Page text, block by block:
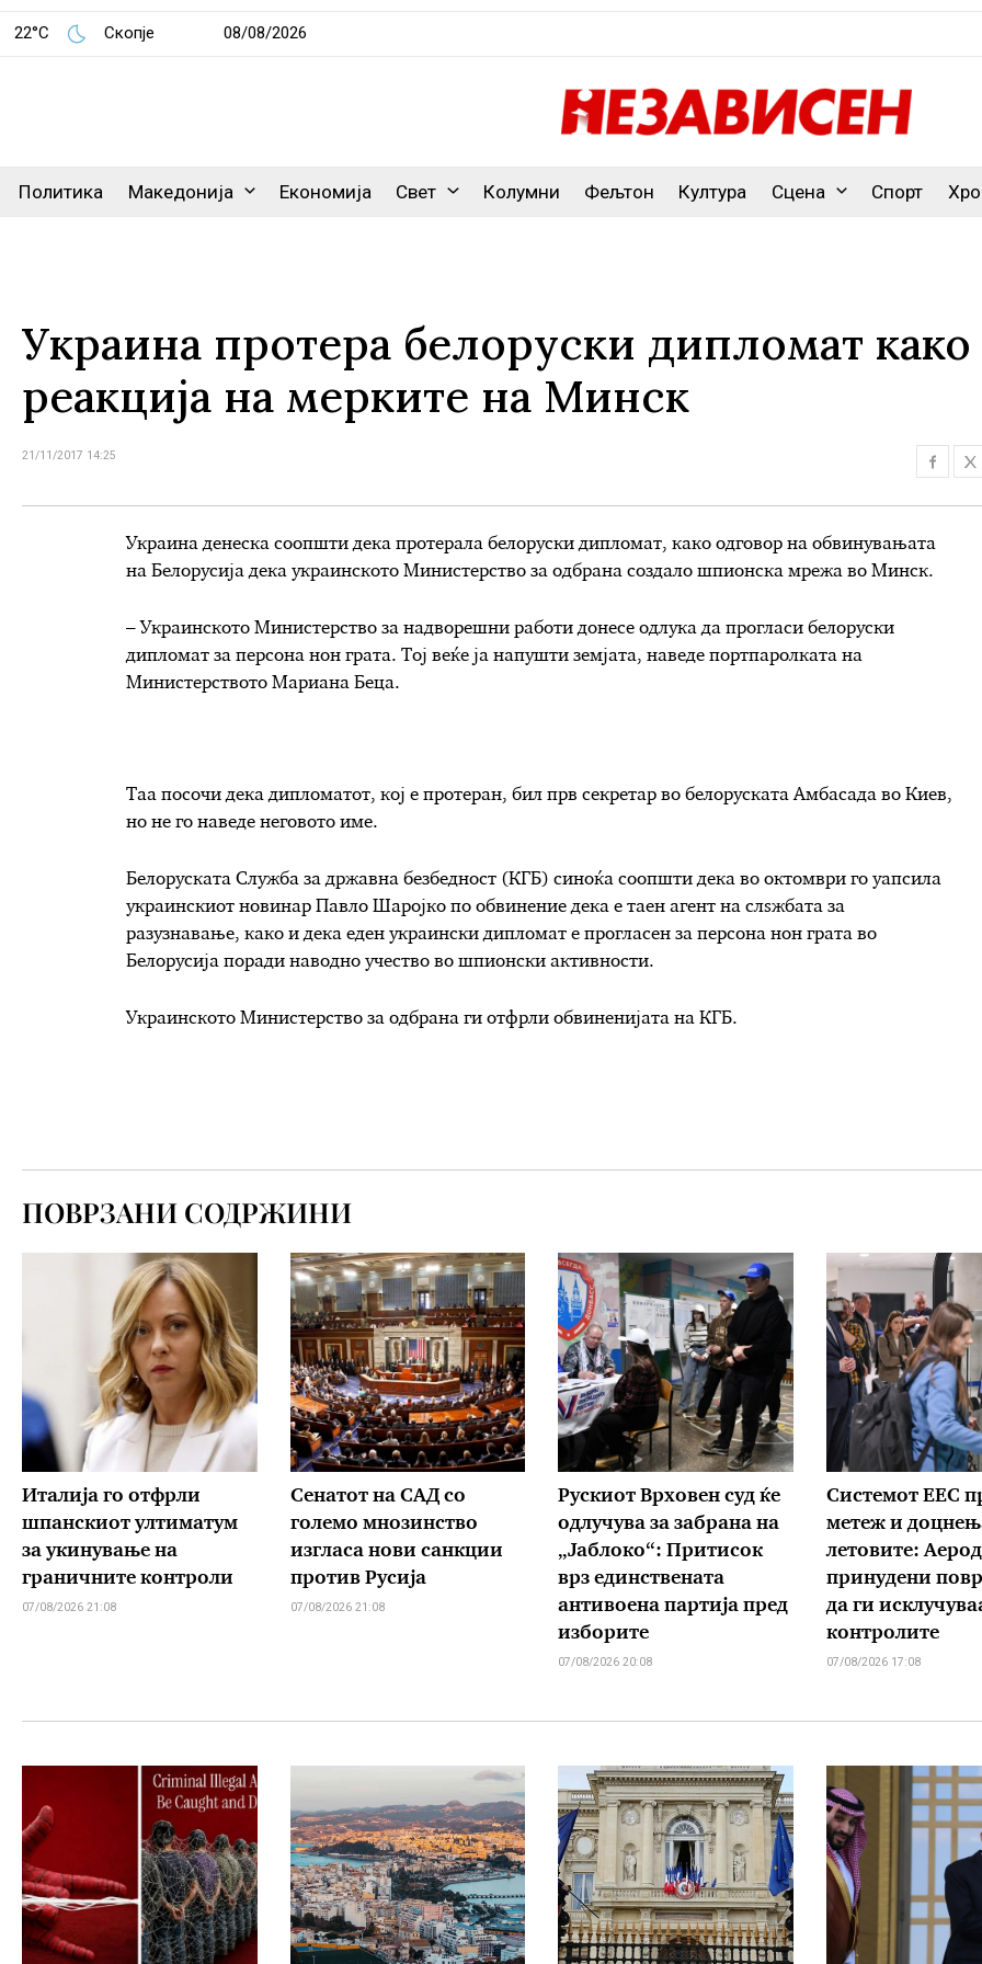
22°C Скопје 08/08/2026
Политика Македонија Економија Свет Колумни Фељтон Култура Сцена Спорт
Украина протера белоруски дипломат како
реакција на мерките на Минск
21/11/2017 14:25
Украина денеска соопшти дека протерала белоруски дипломат, како одговор на обвинувањата
на Белорусија дека украинското Министерство за одбрана создало шпионска мрежа во Минск.
– Украинското Министерство за надворешни работи донесе одлука да прогласи белоруски
дипломат за персона нон грата. Тој веќе ја напушти земјата, наведе портпаролката на
Министерството Мариана Беца.
Таа посочи дека дипломатот, кој е протеран, бил прв секретар во белоруската Амбасада во Киев,
но не го наведе неговото име.
Белоруската Служба за државна безбедност (КГБ) синоќа соопшти дека во октомври го уапсила
украинскиот новинар Павло Шаројко по обвинение дека е таен агент на слѕжбата за
разузнавање, како и дека еден украински дипломат е прогласен за персона нон грата во
Белорусија поради наводно учество во шпионски активности.
Украинското Министерство за одбрана ги отфрли обвиненијата на КГБ.
ПОВРЗАНИ СОДРЖИНИ
Италија го отфрли
шпанскиот ултиматум
за укинување на
граничните контроли
07/08/2026 21:08
Сенатот на САД со
големо мнозинство
изгласа нови санкции
против Русија
07/08/2026 21:08
Рускиот Врховен суд ќе
одлучува за забрана на
„Јаблоко“: Притисок
врз единствената
антивоена партија пред
изборите
07/08/2026 20:08
Системот ЕЕС
метеж и
летовите:
принудени
да ги
контролите
07/08/2026 17:08